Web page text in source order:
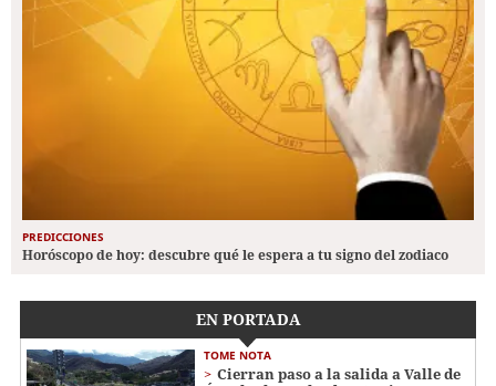
PREDICCIONES
Horóscopo de hoy: descubre qué le espera a tu signo del zodiaco
EN PORTADA
TOME NOTA
Cierran paso a la salida a Valle de